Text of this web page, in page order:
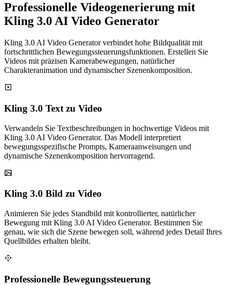
Professionelle Videogenerierung mit
Kling 3.0 AI Video Generator
Kling 3.0 AI Video Generator verbindet hohe Bildqualität mit
fortschrittlichen Bewegungssteuerungsfunktionen. Erstellen Sie
Videos mit präzisen Kamerabewegungen, natürlicher
Charakteranimation und dynamischer Szenenkomposition.
Kling 3.0 Text zu Video
Verwandeln Sie Textbeschreibungen in hochwertige Videos mit
Kling 3.0 AI Video Generator. Das Modell interpretiert
bewegungsspezifische Prompts, Kameraanweisungen und
dynamische Szenenkomposition hervorragend.
Kling 3.0 Bild zu Video
Animieren Sie jedes Standbild mit kontrollierter, natürlicher
Bewegung mit Kling 3.0 AI Video Generator. Bestimmen Sie
genau, wie sich die Szene bewegen soll, während jedes Detail Ihres
Quellbildes erhalten bleibt.
Professionelle Bewegungssteuerung